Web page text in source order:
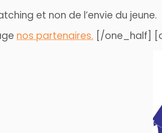
et non de l’envie du jeune.
nos partenaires. [/one_half]